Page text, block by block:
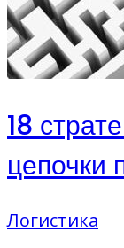
18
цепочки
Логистика